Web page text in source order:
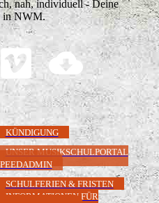
nah, individuell - Deine
in NWM.
KÜNDIGUNG
UNSER MUSIKSCHULPORTAL
SCHULFERIEN & FRISTEN
INFORMATIONEN FÜR